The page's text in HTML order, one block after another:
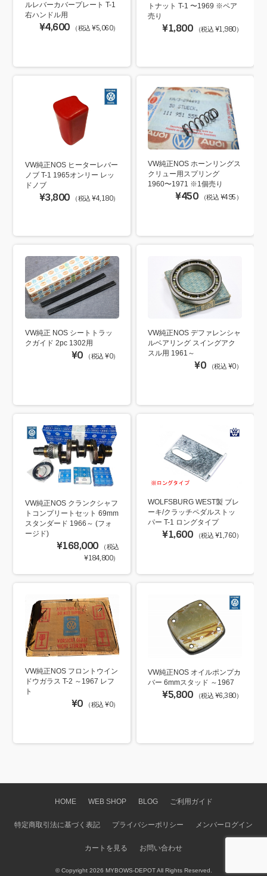
ルレバーカバープレート T-1
右ハンドル用
¥4,600 （税込 ¥5,060）
トナット T-1 〜1969 ※ペア
売り
¥1,800 （税込 ¥1,980）
VW純正NOS ヒーターレバー
ノブ T-1 1965オンリー レッ
ドノブ
¥3,800 （税込 ¥4,180）
VW純正NOS ホーンリングス
クリュー用スプリング
1960〜1971 ※1個売り
¥450 （税込 ¥495）
VW純正 NOS シートトラッ
クガイド 2pc 1302用
¥0 （税込 ¥0）
VW純正NOS デファレンシャ
ルベアリング スイングアク
スル用 1961～
¥0 （税込 ¥0）
VW純正NOS クランクシャフ
トコンプリートセット 69mm
スタンダード 1966～ (フォ
ージド)
¥168,000
（税込
¥184,800）
WOLFSBURG WEST製 ブレ
ーキ/クラッチペダルストッ
パー T-1 ロングタイプ
¥1,600 （税込 ¥1,760）
VW純正NOS フロントウイン
ドウガラス T-2 ～1967 レフ
ト
¥0 （税込 ¥0）
VW純正NOS オイルポンプカ
バー 6mmスタッド ～1967
¥5,800 （税込 ¥6,380）
HOME WEB SHOP BLOG ご利用ガイド
特定商取引法に基づく表記 プライバシーポリシー メンバーログイン
カートを見る お問い合わせ
© Copyright 2026 MYBOWS-DEPOT All Rights Reserved.